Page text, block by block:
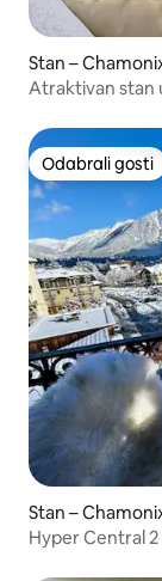
Stan –
Atraktivan stan
Odabrali gosti
Odabrali gosti
Stan –
Hyper Central